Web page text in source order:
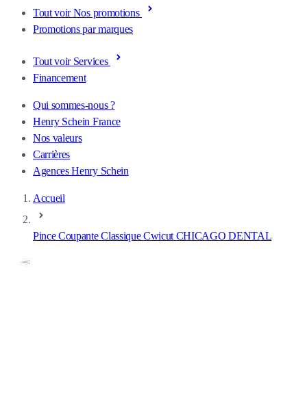
Tout voir Nos promotions
Promotions par marques
Tout voir Services
Financement
Qui sommes-nous ?
Henry Schein France
Nos valeurs
Carrières
Agences Henry Schein
Accueil
Pince Coupante Classique Cwicut CHICAGO DENTAL